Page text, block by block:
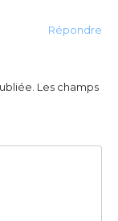
Répondre
Les champs